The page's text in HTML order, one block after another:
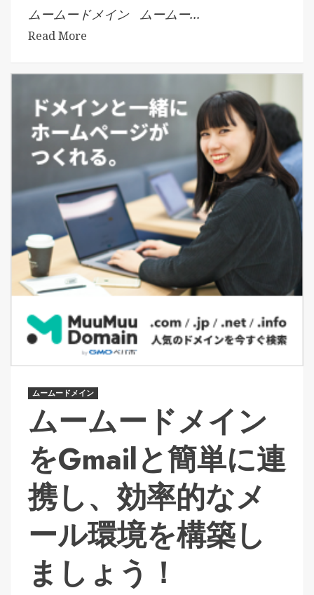
ムームードメイン ムームー...
Read More
ムームードメイン
ムームードメイン
をGmailと簡単に連
携し、効率的なメ
ール環境を構築し
ましょう！